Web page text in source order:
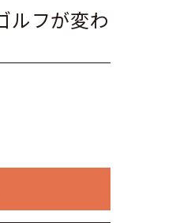
ルフが変わ